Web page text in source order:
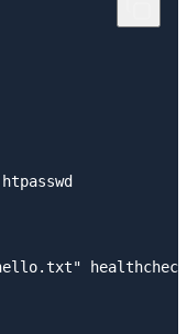
healthcheck